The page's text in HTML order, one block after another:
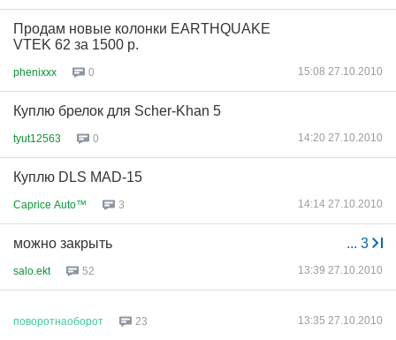
Продам новые колонки EARTHQUAKE
VTEK 62 за 1500 р.
phenixxx 0 15:08 27.10.2010
Куплю брелок для Scher-Khan 5
tyut12563 0 14:20 27.10.2010
Куплю DLS MAD-15
Caprice Auto™ 3 14:14 27.10.2010
... 3
можно закрыть
salo.ekt 52 13:39 27.10.2010
поворотнаоборот 23 13:35 27.10.2010